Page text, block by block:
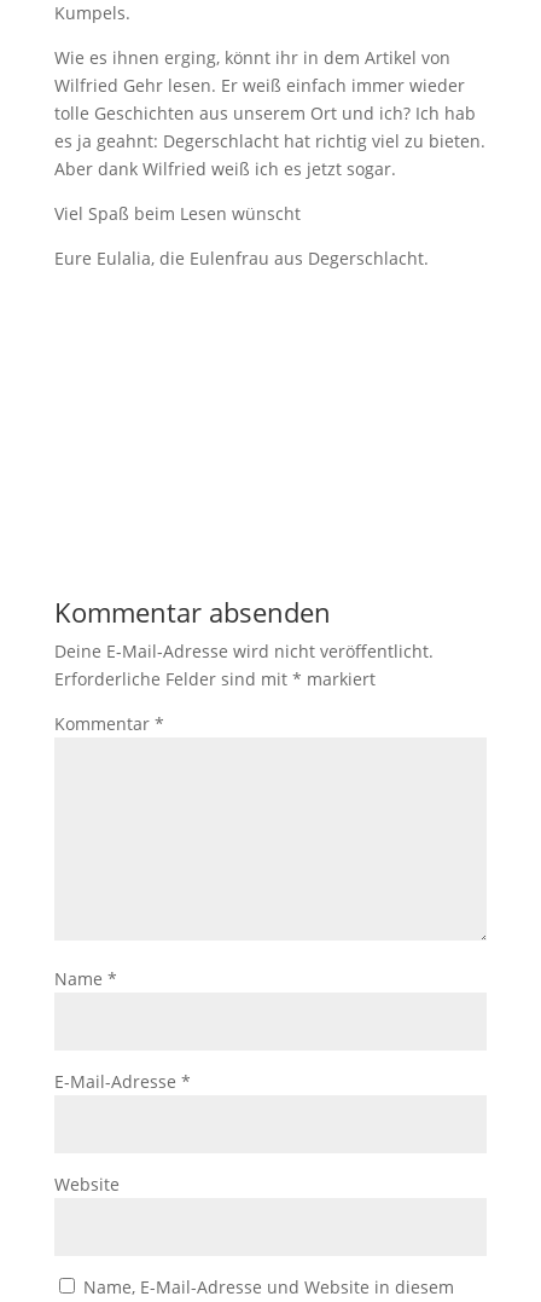
Kumpels.
Wie es ihnen erging, könnt ihr in dem Artikel von
Wilfried Gehr lesen. Er weiß einfach immer wieder
tolle Geschichten aus unserem Ort und ich? Ich hab
es ja geahnt: Degerschlacht hat richtig viel zu bieten.
Aber dank Wilfried weiß ich es jetzt sogar.
Viel Spaß beim Lesen wünscht
Eure Eulalia, die Eulenfrau aus Degerschlacht.
Kommentar absenden
Deine E-Mail-Adresse wird nicht veröffentlicht.
Erforderliche Felder sind mit * markiert
Kommentar *
Name *
E-Mail-Adresse *
Website
Name, E-Mail-Adresse und Website in diesem